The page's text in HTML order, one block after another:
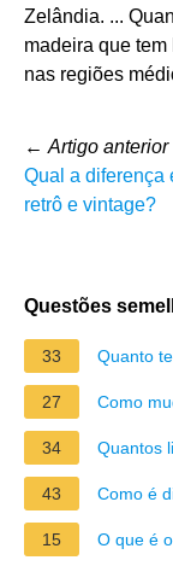
Zelândia. ...
madeira que
nas regiões
← Artigo anterior
Qual a diferença
retrô e vintage?
Questões
33 Quanto
27 Como
34 Quantos
43 Como é
15 O que é